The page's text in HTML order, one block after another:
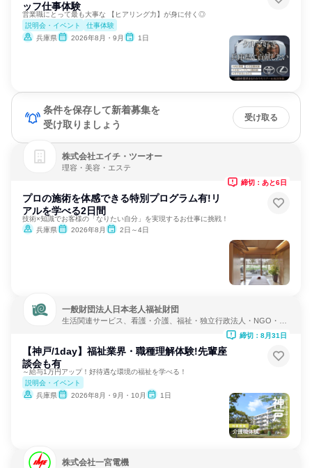
ッフ仕事体験
営業職にとって最も大事な 【ヒアリング力】が身に付く◎
説明会・イベント
仕事体験
兵庫県
2026年8月・9月 1日
条件を保存して新着募集を
受け取りましょう
受け取る
株式会社エイチ・ツーオー
理容・美容・エステ
プロの施術を体感できる特別プログラム有!リ
アルを学べる2日間
技術×知識でお客様の「なりたい自分」を実現するお仕事に挑戦！
兵庫県
2026年8月 2日～4日
締切：あと6日
一般財団法人日本老人福祉財団
生活関連サービス、看護・介護、福祉・独立行政法人・NGO・N
【神戸/1day】福祉業界・職種理解体験!先輩座
談会も有
～給与1万円アップ！好待遇な環境の福祉を学べる！
説明会・イベント
兵庫県
2026年8月・9月・10月 1日
締切：8月31日
株式会社一宮電機